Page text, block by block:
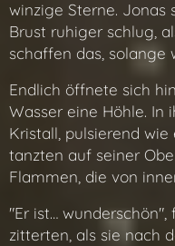
winzige Sterne. Jonas
Brust ruhiger schlug,
schaffen das, solange
Endlich öffnete sich
Wasser eine Höhle. In
Kristall, pulsierend wie
tanzten auf seiner
Flammen, die von
"Er ist…
zitterten, als sie nach